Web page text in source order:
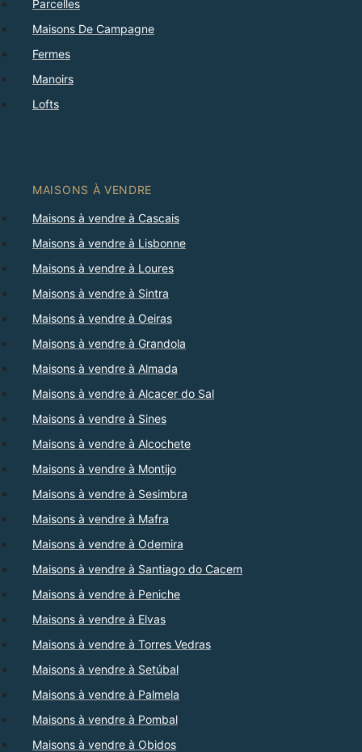
Parcelles
Maisons De Campagne
Fermes
Manoirs
Lofts
MAISONS À VENDRE
Maisons à vendre à Cascais
Maisons à vendre à Lisbonne
Maisons à vendre à Loures
Maisons à vendre à Sintra
Maisons à vendre à Oeiras
Maisons à vendre à Grandola
Maisons à vendre à Almada
Maisons à vendre à Alcacer do Sal
Maisons à vendre à Sines
Maisons à vendre à Alcochete
Maisons à vendre à Montijo
Maisons à vendre à Sesimbra
Maisons à vendre à Mafra
Maisons à vendre à Odemira
Maisons à vendre à Santiago do Cacem
Maisons à vendre à Peniche
Maisons à vendre à Elvas
Maisons à vendre à Torres Vedras
Maisons à vendre à Setúbal
Maisons à vendre à Palmela
Maisons à vendre à Pombal
Maisons à vendre à Obidos